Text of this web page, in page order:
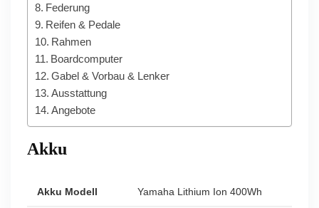
Federung
Reifen & Pedale
Rahmen
Boardcomputer
Gabel & Vorbau & Lenker
Ausstattung
Angebote
Akku
Akku Modell Yamaha Lithium Ion 400Wh